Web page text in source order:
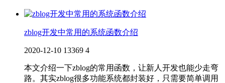
zblog开发中常用的系统函数介绍
2020-12-10 13369 4
本文介绍一下zblog的常用函数，让新人开发也能少走弯
路。其实zblog很多功能系统都封装好，只需要简单调用